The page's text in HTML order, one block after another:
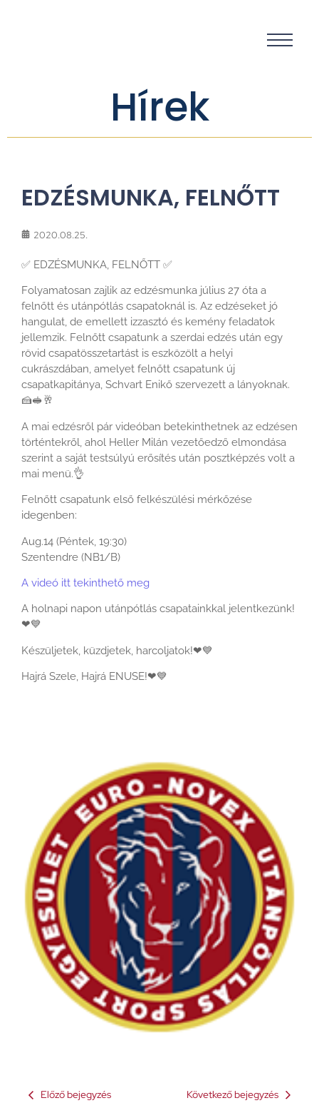
Hírek
EDZÉSMUNKA, FELNŐTT
2020.08.25.
✅ EDZÉSMUNKA, FELNŐTT ✅
Folyamatosan zajlik az edzésmunka július 27 óta a
felnőtt és utánpótlás csapatoknál is. Az edzéseket jó
hangulat, de emellett izzasztó és kemény feladatok
jellemzik. Felnőtt csapatunk a szerdai edzés után egy
rövid csapatösszetartást is eszközölt a helyi
cukrászdában, amelyet felnőtt csapatunk új
csapatkapitánya, Schvart Enikő szervezett a lányoknak.
🍰🥪 🥂
A mai edzésről pár videóban betekinthetnek az edzésen
történtekről, ahol Heller Milán vezetőedző elmondása
szerint a saját testsúlyú erősítés után posztképzés volt a
mai menü.👌
Felnőtt csapatunk első felkészülési mérkőzése
idegenben:
Aug.14 (Péntek, 19:30)
Szentendre (NB1/B)
A videó itt tekinthető meg
A holnapi napon utánpótlás csapatainkkal jelentkezünk!
❤💙
Készüljetek, küzdjetek, harcoljatok!❤💙
Hajrá Szele, Hajrá ENUSE!❤💙
Előző bejegyzés Következő bejegyzés